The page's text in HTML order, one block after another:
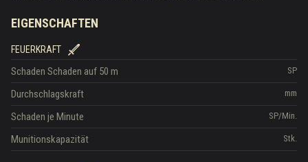
EIGENSCHAFTEN
FEUERKRAFT
SP
Schaden Schaden auf 50 m
mm
Durchschlagskraft
SP/Min.
Schaden je Minute
Stk.
Munitionskapazität